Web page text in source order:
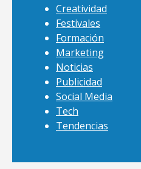
Creatividad
Festivales
Formación
Marketing
Noticias
Publicidad
Social Media
Tech
Tendencias